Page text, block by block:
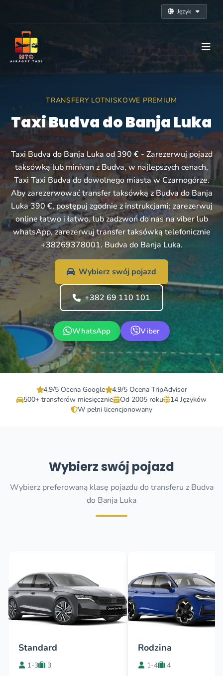
Język
TRANSFERY LOTNISKOWE PREMIUM
Taxi Budva do Banja Luka
Taxi Budva do Banja Luka od 390 € - Zarezerwuj pojazd
taksówką lub minivan z Budva, w najlepszych cenach,
Taxi Taxi Budva do dowolnego miasta w Czarnogórze.
Aby zarezerwować transfer taksówką z Budva do Banja
Luka 390 €, postępuj zgodnie z instrukcjami: zarezerwuj
online łatwo i łatwo. lub zadzwoń do nas na viber lub
whatsApp, zarezerwuj transfer taksówką telefonicznie
+38269378001. Budva do Banja Luka.
Wybierz swój pojazd
+382 69 110 101
WhatsApp Viber
4.9/5 Ocena Google
4.9/5 Ocena TripAdvisor
500+ transferów miesięcznie
Od 2005 roku
14 Języków
W pełni licencjonowany
Wybierz swój pojazd
Wybierz preferowaną klasę pojazdu do transferu z Budva
do Banja Luka
Standard
1-3
3
Rodzina
1-4
4